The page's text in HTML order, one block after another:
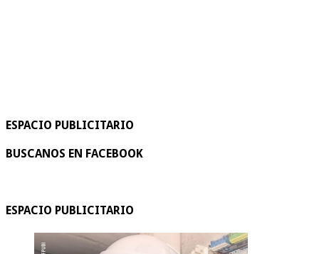
ESPACIO PUBLICITARIO
BUSCANOS EN FACEBOOK
ESPACIO PUBLICITARIO